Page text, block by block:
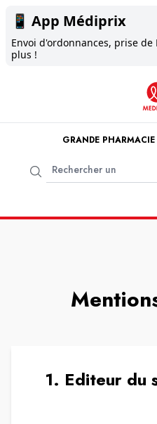
📱 App Médiprix
Envoi d'ordonnances, prise de
plus !
GRANDE
1. Editeur du